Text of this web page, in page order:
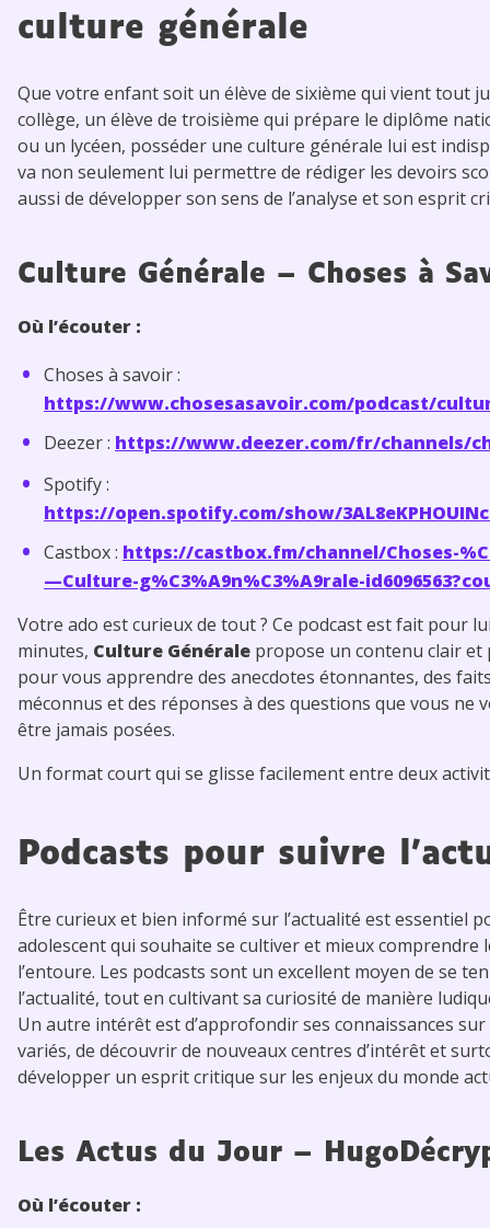
culture générale
Que votre enfant soit un élève de sixième qui vient tout
collège, un élève de troisième qui prépare le diplôme
ou un lycéen, posséder une culture générale lui est
va non seulement lui permettre de rédiger les devoirs
aussi de développer son sens de l’analyse et son esprit
Culture Générale – Choses à
Où l’écouter :
Choses à savoir :
https://www.chosesasavoir.com/podcast/
Deezer : https://www.deezer.com/fr/channels/
Spotify :
https://open.spotify.com/show/
Castbox : https://castbox.fm/channel/Choses-
—Culture-g%C3%A9n%C3%A9rale-
Votre ado est curieux de tout ? Ce podcast est fait pour
minutes, Culture Générale propose un contenu clair et
pour vous apprendre des anecdotes étonnantes, des
méconnus et des réponses à des questions que vous ne
être jamais posées.
Un format court qui se glisse facilement entre deux
Podcasts pour suivre
Être curieux et bien informé sur l’actualité est essentiel
adolescent qui souhaite se cultiver et mieux comprendre
l’entoure. Les podcasts sont un excellent moyen de se
l’actualité, tout en cultivant sa curiosité de manière
Un autre intérêt est d’approfondir ses connaissances
variés, de découvrir de nouveaux centres d’intérêt et
développer un esprit critique sur les enjeux du monde
Les Actus du Jour –
Où l’écouter :